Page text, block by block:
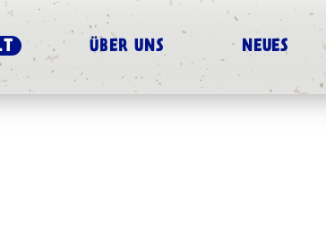
ÜBER UNS NEUES